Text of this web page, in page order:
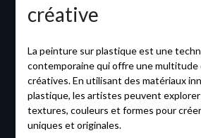
créative
La peinture sur plastique est une
contemporaine qui offre une multitude
créatives. En utilisant des matériaux
plastique, les artistes peuvent
textures, couleurs et formes pour
uniques et originales.